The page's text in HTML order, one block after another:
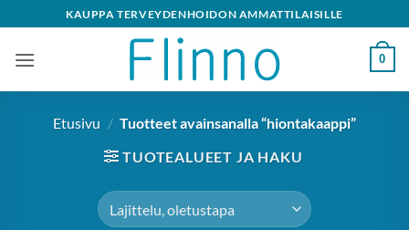
to
content
KAUPPA TERVEYDENHOIDON AMMATTILAISILLE
0
Etusivu / Tuotteet avainsanalla “hiontakaappi”
TUOTEALUEET JA HAKU